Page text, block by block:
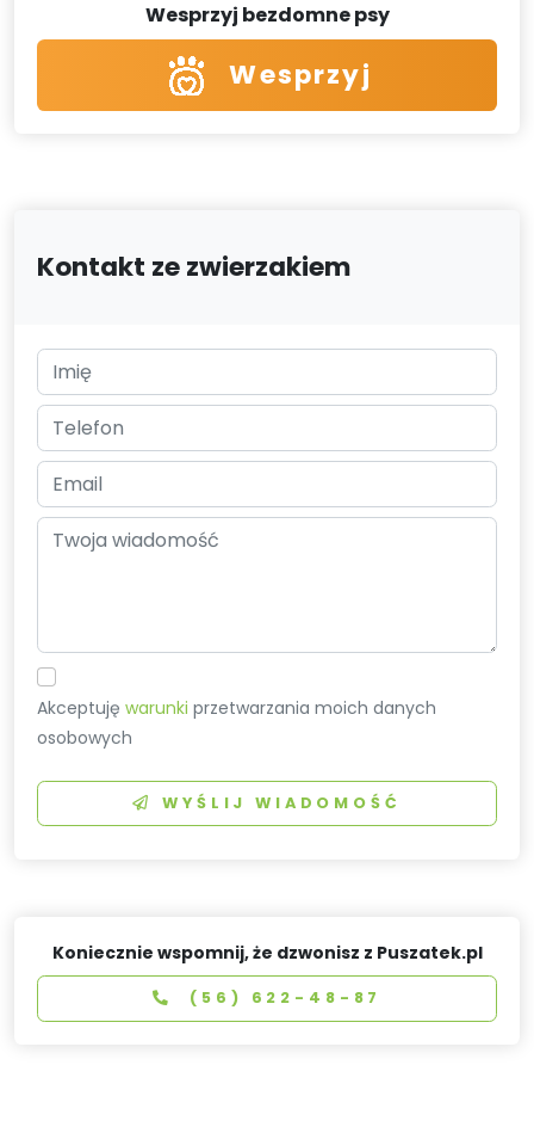
Wesprzyj bezdomne psy
Wesprzyj
Kontakt ze zwierzakiem
Akceptujęwarunki przetwarzania moich danych
osobowych
WYŚLIJ WIADOMOŚĆ
Koniecznie wspomnij, że dzwonisz z Puszatek.pl
(56) 622-48-87